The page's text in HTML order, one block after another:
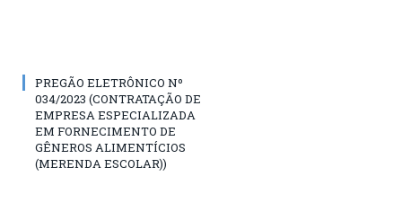
PREGÃO ELETRÔNICO Nº
034/2023 (CONTRATAÇÃO DE
EMPRESA ESPECIALIZADA
EM FORNECIMENTO DE
GÊNEROS ALIMENTÍCIOS
(MERENDA ESCOLAR))